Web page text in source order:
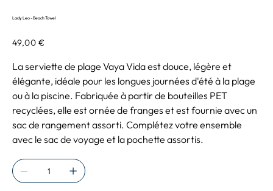
Lady Leo - Beach Towel
Prix
49,00 €
La serviette de plage Vaya Vida est douce, légère et
élégante, idéale pour les longues journées d'été à la plage
ou à la piscine. Fabriquée à partir de bouteilles PET
recyclées, elle est ornée de franges et est fournie avec un
sac de rangement assorti. Complétez votre ensemble
avec le sac de voyage et la pochette assortis.